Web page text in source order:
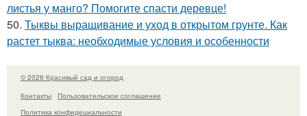
листья у манго? Помогите спасти деревце!
50. Тыквы выращивание и уход в открытом грунте. Как
растет тыква: необходимые условия и особенности
© 2026 Красивый сад и огород
Контакты
Пользовательское соглашение
Политика конфидециальности